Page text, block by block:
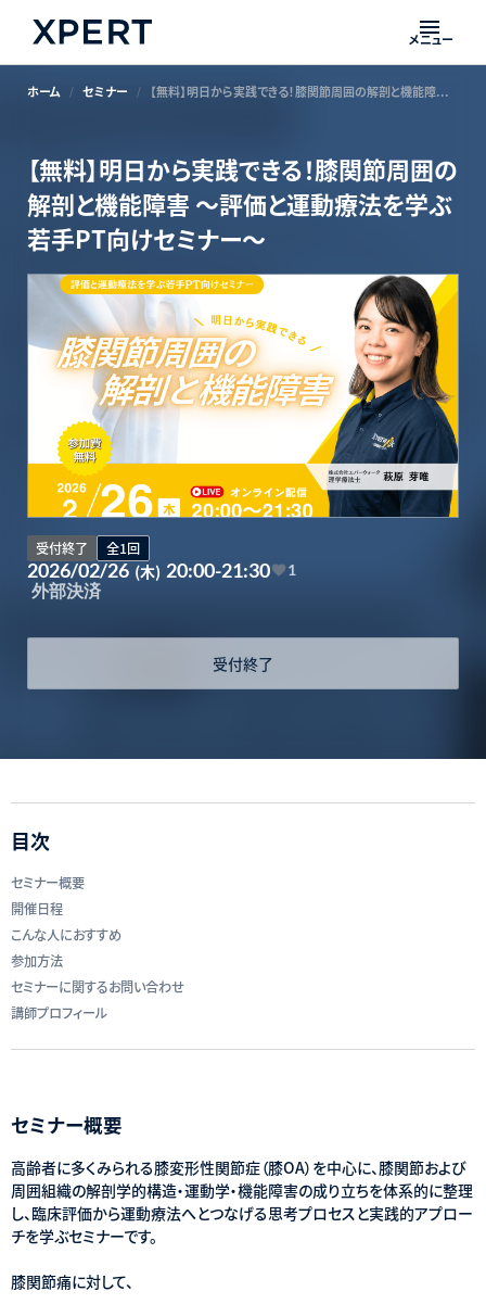
メニュー
ホーム セミナー 【無料】明日から実践できる！膝関節周囲の解剖と機能障害 〜評価と運動療法を学ぶ若手PT向けセミナー〜
【無料】明日から実践できる！膝関節周囲の
解剖と機能障害 〜評価と運動療法を学ぶ
若手PT向けセミナー〜
受付終了 全1回
2026/02/26 (木) 20:00-21:30 1
外部決済
受付終了
目次
セミナー概要
開催日程
こんな人におすすめ
参加方法
セミナーに関するお問い合わせ
講師プロフィール
セミナー概要
高齢者に多くみられる膝変形性関節症（膝OA）を中心に、膝関節および
周囲組織の解剖学的構造・運動学・機能障害の成り立ちを体系的に整理
し、臨床評価から運動療法へとつなげる思考プロセスと実践的アプロー
チを学ぶセミナーです。
膝関節痛に対して、